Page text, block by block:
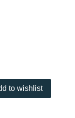
to wishlist